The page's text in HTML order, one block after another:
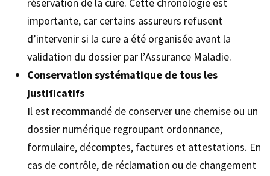
réservation de la cure. Cette chronologie est
importante, car certains assureurs refusent
d’intervenir si la cure a été organisée avant la
validation du dossier par l’Assurance Maladie.
Conservation systématique de tous les
justificatifs
Il est recommandé de conserver une chemise ou un
dossier numérique regroupant ordonnance,
formulaire, décomptes, factures et attestations. En
cas de contrôle, de réclamation ou de changement